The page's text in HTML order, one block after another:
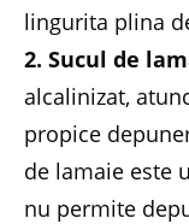
lingurita plina
2. Sucul de
alcalinizat,
propice
de lamaie este
nu permite